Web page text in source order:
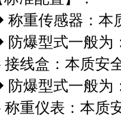
重传感器：本
爆型式一般为
线盒：本质安
爆型式一般为
重仪表：本质